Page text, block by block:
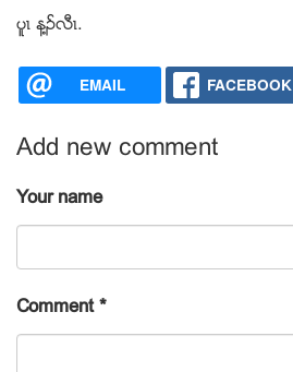
ပူၚ န႔ဥလီၚ.
EMAIL FACEBOOK
Add new comment
Your name
Comment*